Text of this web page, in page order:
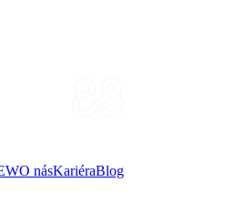
O násKariéraBlog